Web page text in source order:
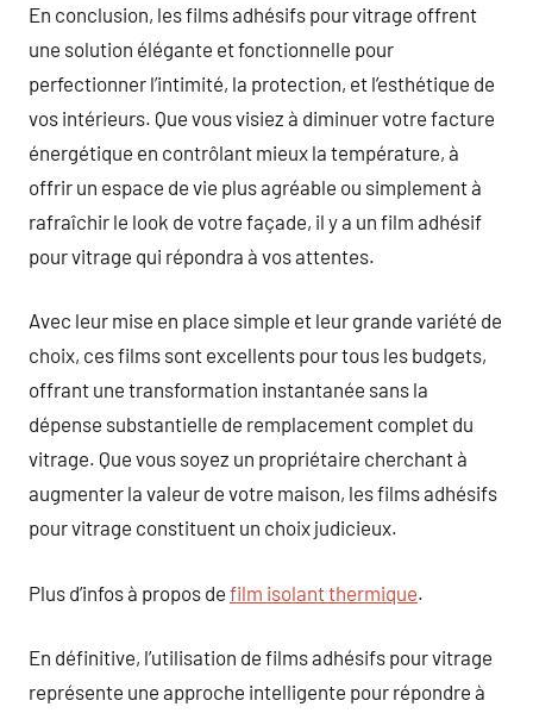
En conclusion, les films adhésifs pour vitrage offrent
une solution élégante et fonctionnelle pour
perfectionner l’intimité, la protection, et l’esthétique de
vos intérieurs. Que vous visiez à diminuer votre facture
énergétique en contrôlant mieux la température, à
offrir un espace de vie plus agréable ou simplement à
rafraîchir le look de votre façade, il y a un film adhésif
pour vitrage qui répondra à vos attentes.
Avec leur mise en place simple et leur grande variété de
choix, ces films sont excellents pour tous les budgets,
offrant une transformation instantanée sans la
dépense substantielle de remplacement complet du
vitrage. Que vous soyez un propriétaire cherchant à
augmenter la valeur de votre maison, les films adhésifs
pour vitrage constituent un choix judicieux.
Plus d’infos à propos de film isolant thermique.
En définitive, l’utilisation de films adhésifs pour vitrage
représente une approche intelligente pour répondre à